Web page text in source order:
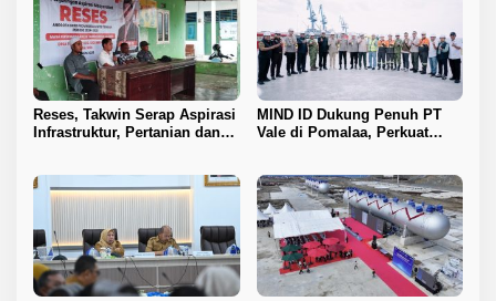
Reses, Takwin Serap Aspirasi
Infrastruktur, Pertanian dan
MIND ID Dukung Penuh PT
Vale di Pomalaa, Perkuat